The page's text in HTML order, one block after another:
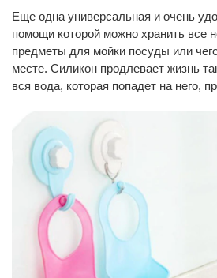
Еще одна универсальная и очень
помощи которой можно хранить все
предметы для мойки посуды или
месте. Силикон продлевает жизнь
вся вода, которая попадет на него,